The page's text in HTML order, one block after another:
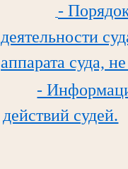
-
деятельности
аппарата суда,
-
действий судей.